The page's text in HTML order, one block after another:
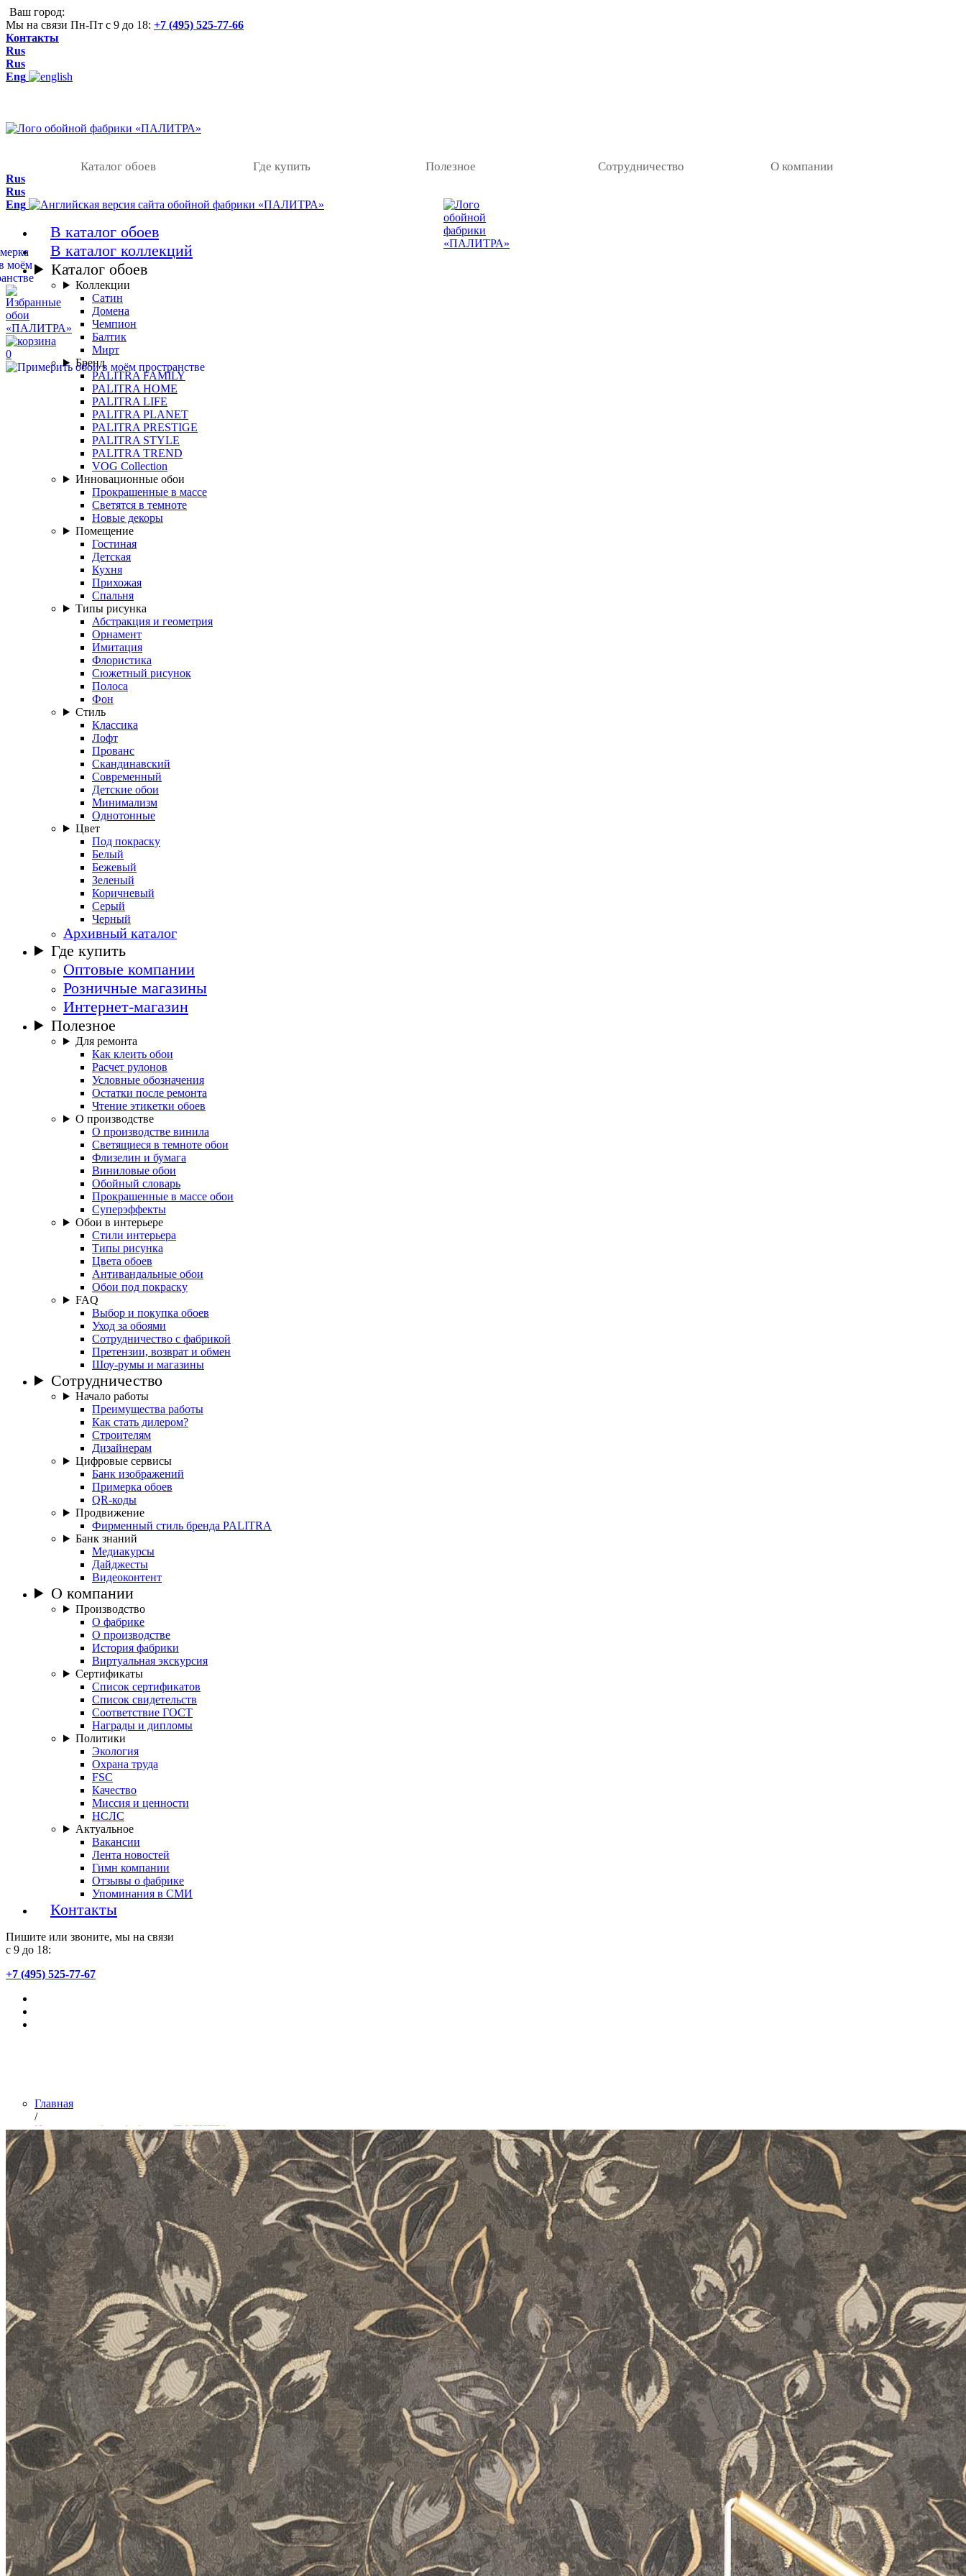
Ваш город:
Мы на связи Пн-Пт с 9 до 18: +7 (495) 525-77-66
Контакты
Rus
Rus
Eng
Каталог обоев Где купить Полезное Сотрудничество О компании
0
Rus
Rus
Eng
В каталог обоев
В каталог коллекций
Каталог обоев
Коллекции
Сатин
Домена
Чемпион
Балтик
Мирт
Бренд
PALITRA FAMILY
PALITRA HOME
PALITRA LIFE
PALITRA PLANET
PALITRA PRESTIGE
PALITRA STYLE
PALITRA TREND
VOG Collection
Инновационные обои
Прокрашенные в массе
Светятся в темноте
Новые декоры
Помещение
Гостиная
Детская
Кухня
Прихожая
Спальня
Типы рисунка
Абстракция и геометрия
Орнамент
Имитация
Флористика
Сюжетный рисунок
Полоса
Фон
Стиль
Классика
Лофт
Прованс
Скандинавский
Современный
Детские обои
Минимализм
Однотонные
Цвет
Под покраску
Белый
Бежевый
Зеленый
Коричневый
Серый
Черный
Архивный каталог
Где купить
Оптовые компании
Розничные магазины
Интернет-магазин
Полезное
Для ремонта
Как клеить обои
Расчет рулонов
Условные обозначения
Остатки после ремонта
Чтение этикетки обоев
О производстве
О производстве винила
Светящиеся в темноте обои
Флизелин и бумага
Виниловые обои
Обойный словарь
Прокрашенные в массе обои
Суперэффекты
Обои в интерьере
Стили интерьера
Типы рисунка
Цвета обоев
Антивандальные обои
Обои под покраску
FAQ
Выбор и покупка обоев
Уход за обоями
Сотрудничество с фабрикой
Претензии, возврат и обмен
Шоу-румы и магазины
Сотрудничество
Начало работы
Преимущества работы
Как стать дилером?
Строителям
Дизайнерам
Цифровые сервисы
Банк изображений
Примерка обоев
QR-коды
Продвижение
Фирменный стиль бренда PALITRA
Банк знаний
Медиакурсы
Дайджесты
Видеоконтент
О компании
Производство
О фабрике
О производстве
История фабрики
Виртуальная экскурсия
Сертификаты
Список сертификатов
Список свидетельств
Соответствие ГОСТ
Награды и дипломы
Политики
Экология
Охрана труда
FSC
Качество
Миссия и ценности
НСЛС
Актуальное
Вакансии
Лента новостей
Гимн компании
Отзывы о фабрике
Упоминания в СМИ
Контакты
Пишите или звоните, мы на связи
с 9 до 18:
+7 (495) 525-77-67
Главная
/
Коллекции обоев фабрики «ПАЛИТРА»
Введите артикул или название коллекции